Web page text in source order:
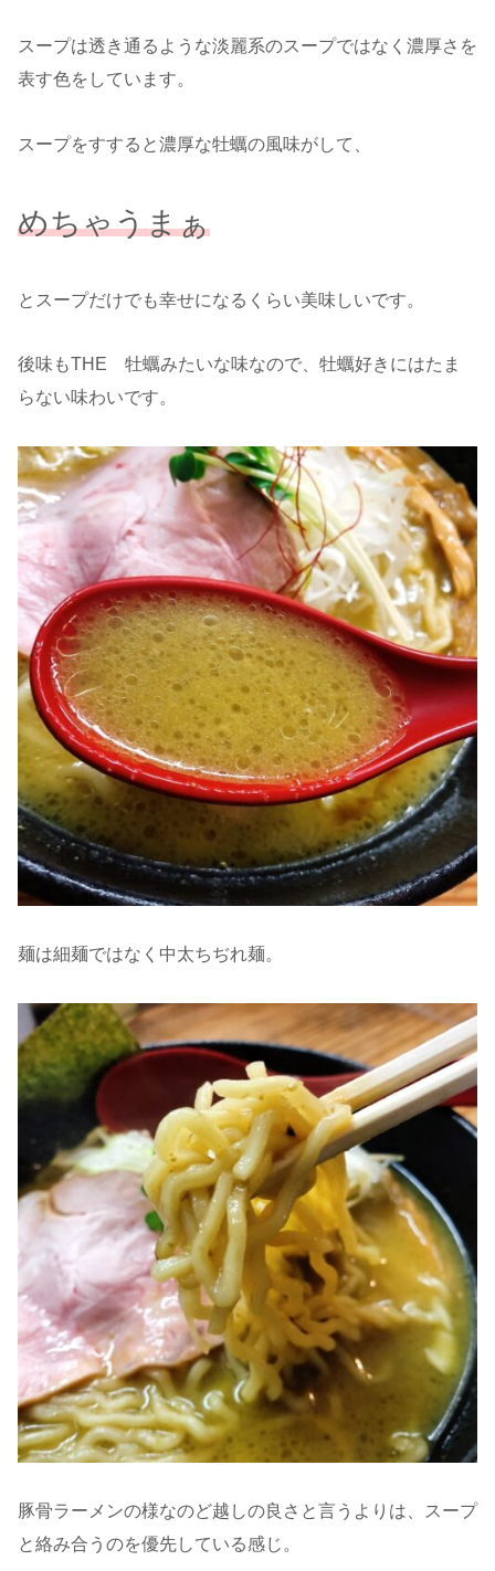
スープは透き通るような淡麗系のスープではなく濃厚さを
表す色をしています。
スープをすすると濃厚な牡蠣の風味がして、
めちゃうまぁ
とスープだけでも幸せになるくらい美味しいです。
後味もTHE 牡蠣みたいな味なので、牡蠣好きにはたま
らない味わいです。
麺は細麺ではなく中太ちぢれ麺。
豚骨ラーメンの様なのど越しの良さと言うよりは、スープ
と絡み合うのを優先している感じ。